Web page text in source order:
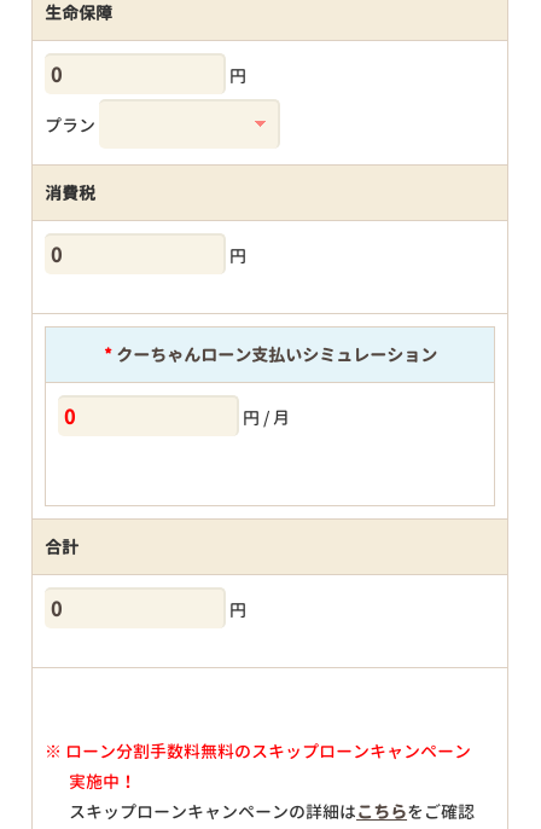
生命保障
円
プラン
消費税
円
*クーちゃんローン支払いシミュレーション
円 / 月
合計
円
※ ローン分割手数料無料のスキップローンキャンペーン
実施中！
スキップローンキャンペーンの詳細はこちらをご確認